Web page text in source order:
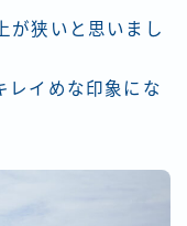
が狭いと思いまし
レイめな印象にな